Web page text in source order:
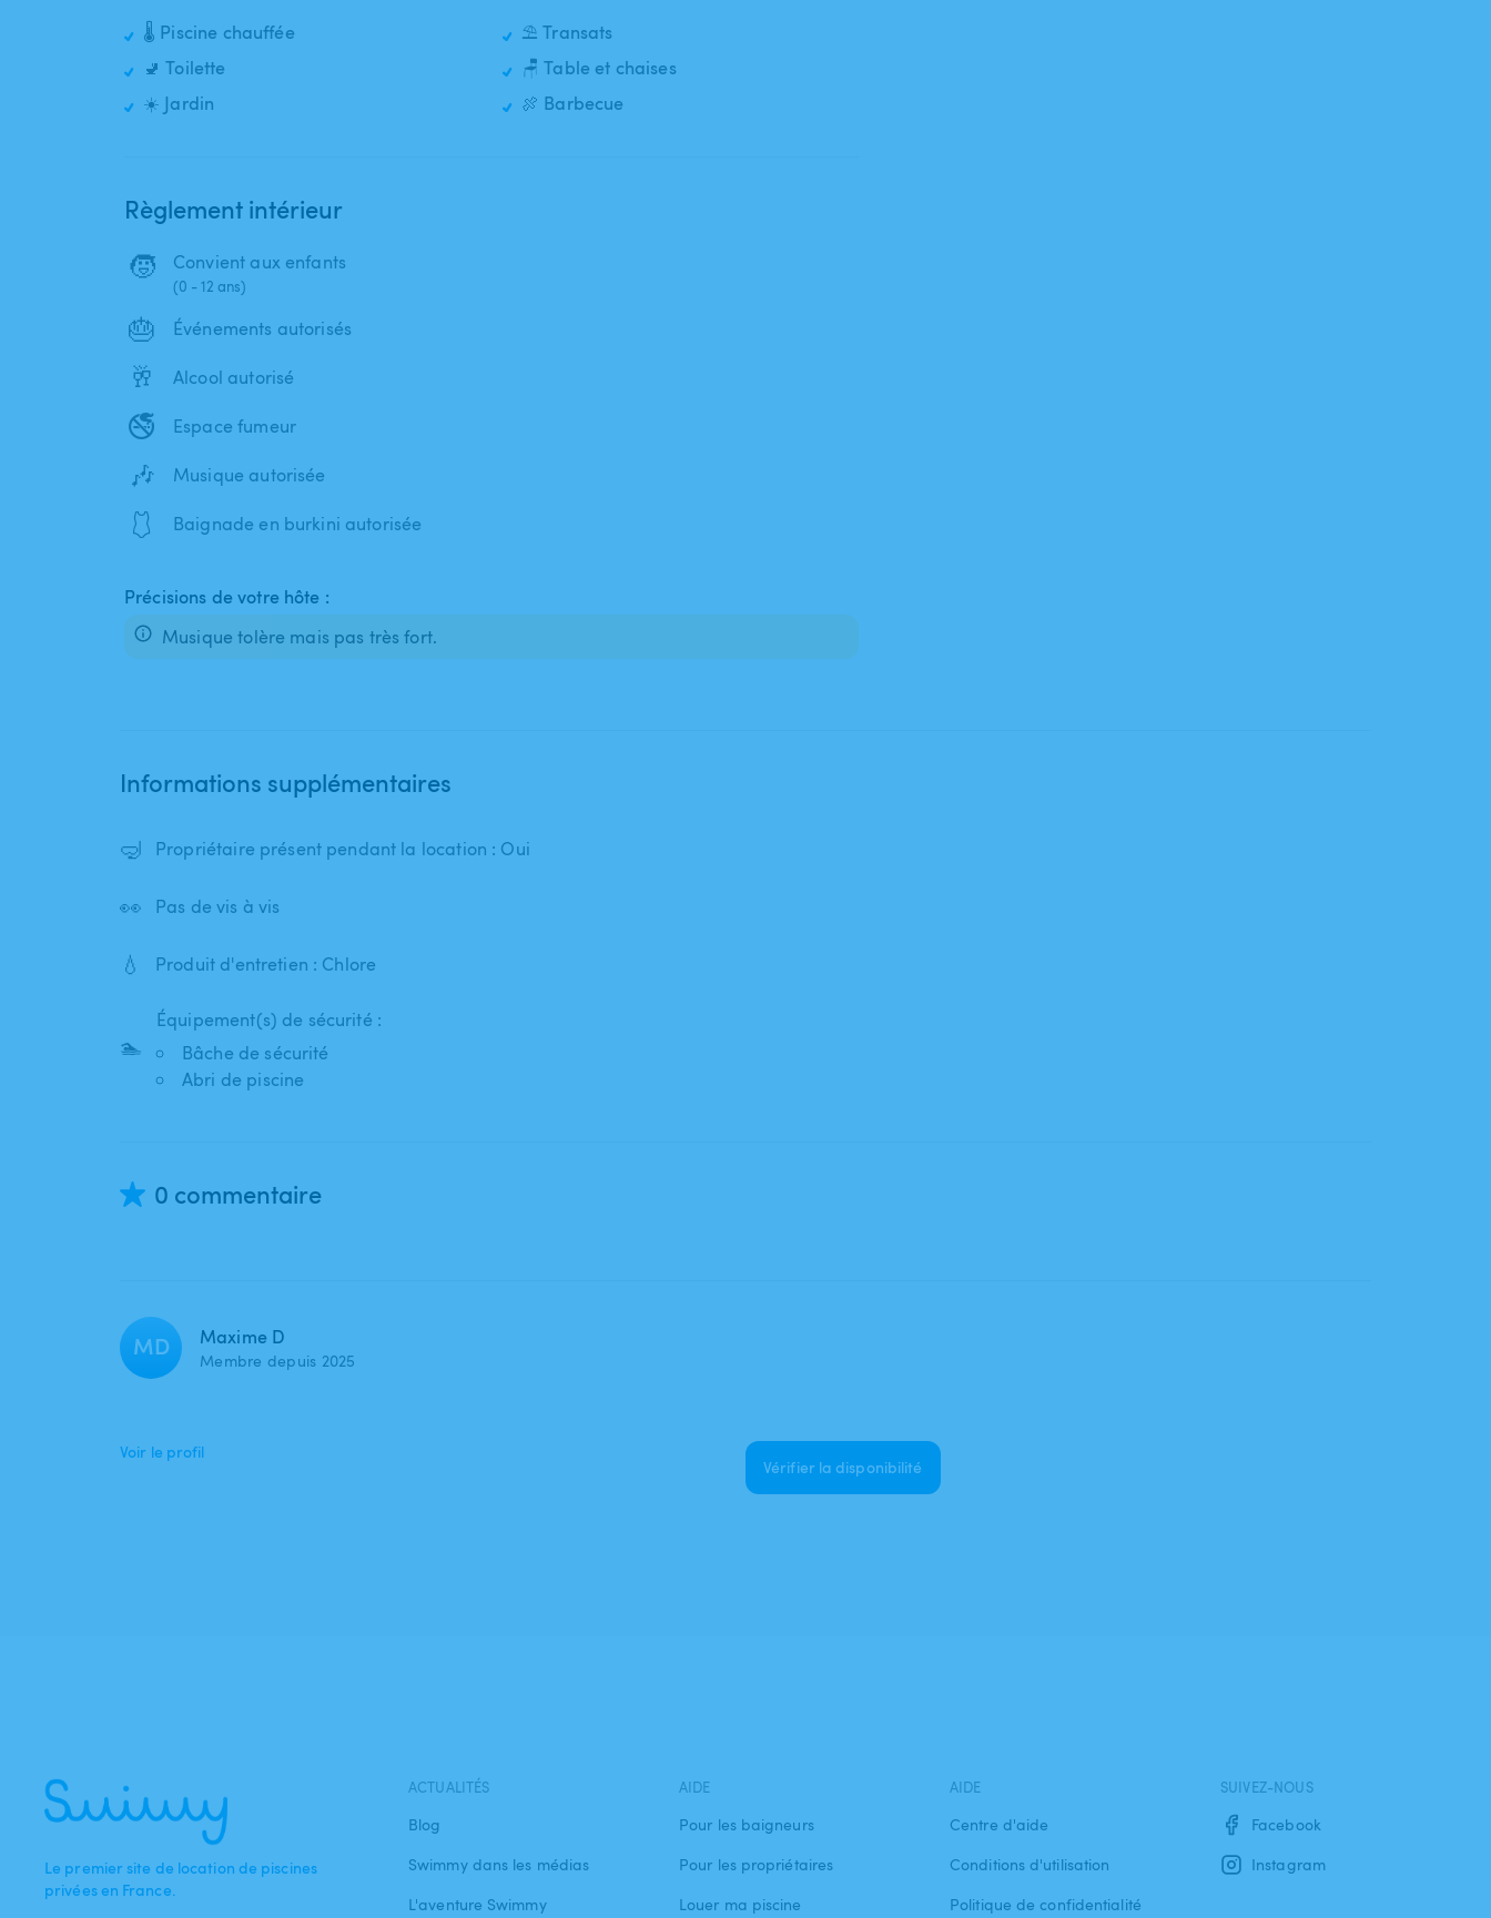
🌡️ Piscine chauffée
🚽 Toilette
☀️ Jardin
⛱️ Transats
🪑 Table et chaises
🍖 Barbecue
Règlement intérieur
🧒 Convient aux enfants
(0 - 12 ans)
🎂 Événements autorisés
🥂 Alcool autorisé
🚭 Espace fumeur
🎶 Musique autorisée
🩱 Baignade en burkini autorisée
Précisions de votre hôte :
Musique tolère mais pas très fort.
Informations supplémentaires
🤿 Propriétaire présent pendant la location : Oui
👀 Pas de vis à vis
💧 Produit d'entretien : Chlore
🏊
Équipement(s) de sécurité :
Bâche de sécurité
Abri de piscine
0 commentaire
MD Maxime D
Membre depuis 2025
Voir le profil
Vérifier la disponibilité
Le premier site de location de piscines
privées en France.
ACTUALITÉS
Blog
Swimmy dans les médias
L'aventure Swimmy
AIDE
Pour les baigneurs
Pour les propriétaires
Louer ma piscine
AIDE
Centre d'aide
Conditions d'utilisation
Politique de confidentialité
SUIVEZ-NOUS
Facebook
Instagram